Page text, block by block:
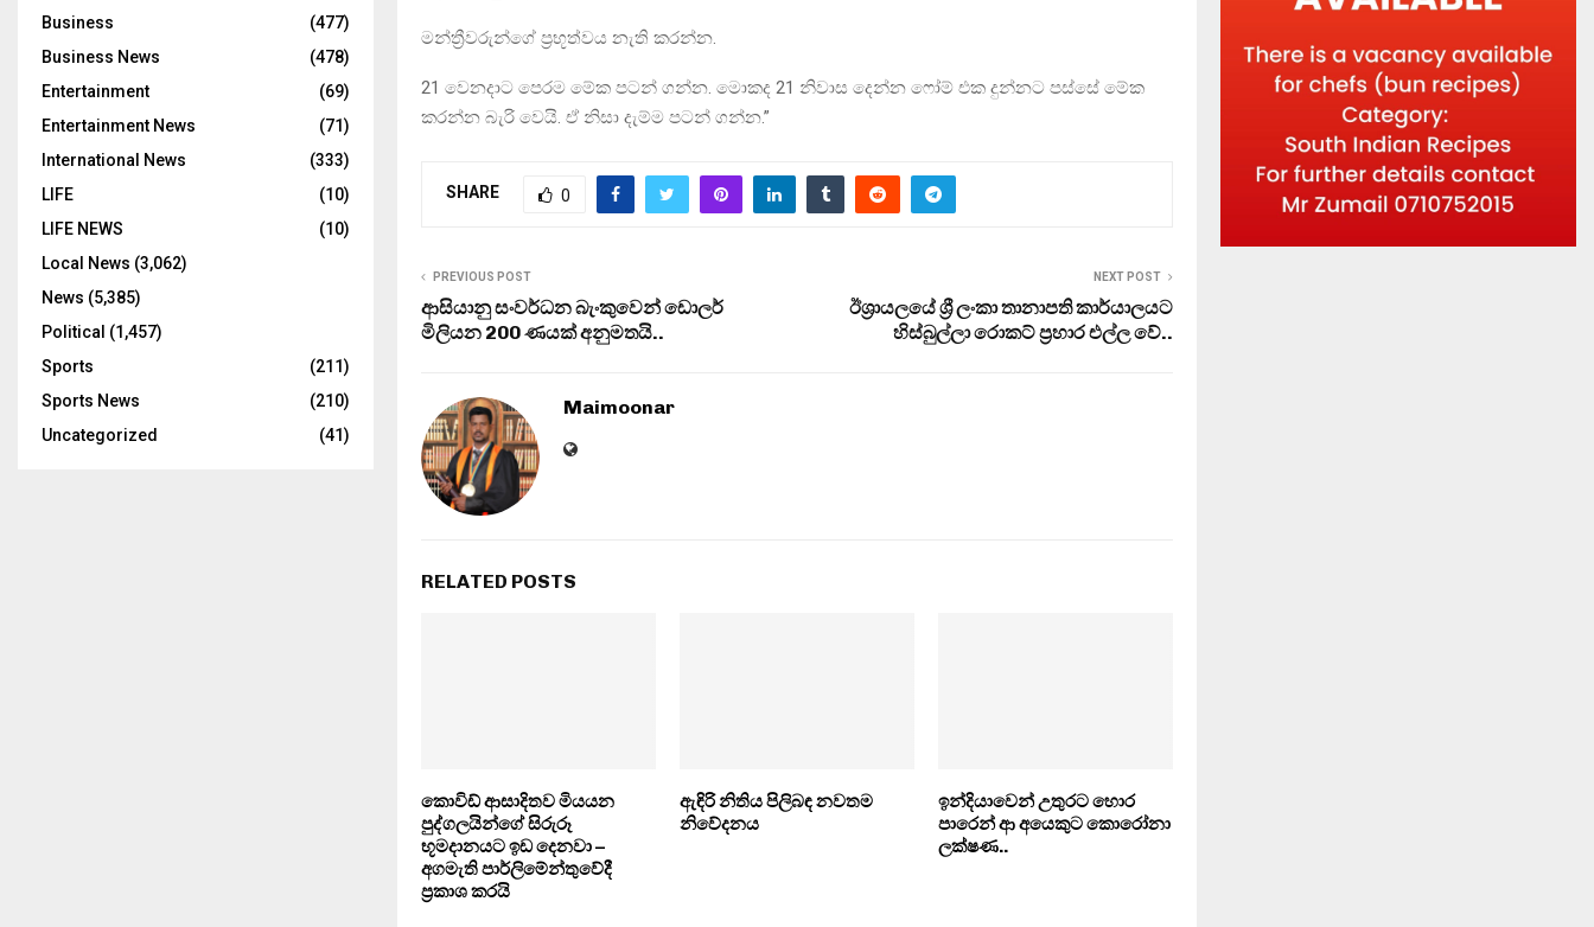
මන්ත්‍රීවරුන්ගේ ප්‍රභූත්වය නැති කරන්න.
21 වෙනදාට පෙරම මේක පටන් ගන්න. මොකද 21 නිවාස දෙන්න ෆෝම් එක දුන්නට පස්සේ මේක
කරන්න බැරි වෙයි. ඒ නිසා දැම්ම පටන් ගන්න.”
SHARE 0
PREVIOUS POST
ආසියානු සංවර්ධන බැංකුවෙන් ඩොලර්
මිලියන 200 ණයක් අනුමතයි..
NEXT POST
ඊශ්‍රායලයේ ශ්‍රී ලංකා තානාපති කාර්යාලයට
හිස්බුල්ලා රොකට් ප්‍රහාර එල්ල වේ..
Maimoonar
RELATED POSTS
කොවිඩ් ආසාදිතව මියයන
පුද්ගලයින්ගේ සිරුරූ
භූමදානයට ඉඩ දෙනවා –
අගමැති පාර්ලිමේන්තුවේදී
ප්‍රකාශ කරයි
ඇඳිරි නිතිය පිලිබඳ නවතම
නිවේදනය
ඉන්දියාවෙන් උතුරට හොර
පාරෙන් ආ අයෙකුට කොරෝනා
ලක්ෂණ..
Business
(477)
Business News
(478)
Entertainment
(69)
Entertainment News
(71)
International News
(333)
LIFE
(10)
LIFE NEWS
(10)
Local News (3,062)
News (5,385)
Political (1,457)
Sports
(211)
Sports News
(210)
Uncategorized
(41)